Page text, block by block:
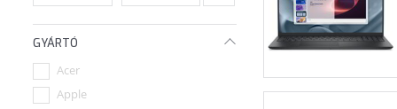
GYÁRTÓ
Acer
Apple